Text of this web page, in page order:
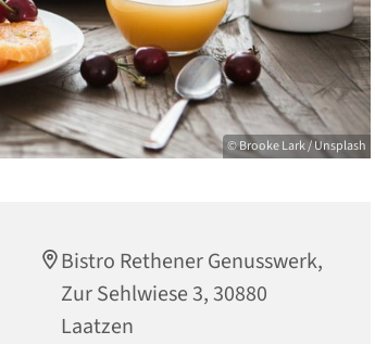
© Brooke Lark / Unsplash
Bistro Rethener Genusswerk,
Zur Sehlwiese 3, 30880
Laatzen